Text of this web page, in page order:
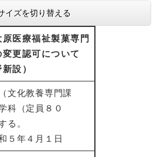
イズを切り替える
医療福祉製菓専門
更認可について
設）
文化教養専門課
科（定員８０
る。
５年４月１日